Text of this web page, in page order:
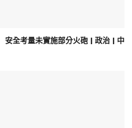
全考量未實施部分火砲 | 政治 | 中